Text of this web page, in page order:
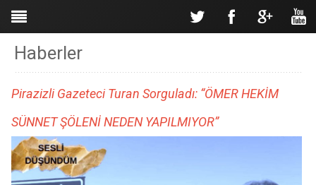
Haberler
Pirazizli Gazeteci Turan Sorguladı: “ÖMER HEKİM
SÜNNET ŞÖLENİ NEDEN YAPILMIYOR”